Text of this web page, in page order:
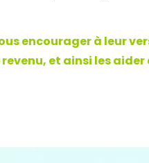
encourager à leur
et ainsi les